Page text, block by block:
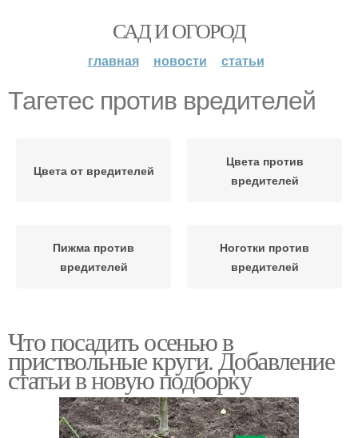
САД И ОГОРОД
главная новости статьи
Тагетес против вредителей
Цвета от вредителей
Цвета против
вредителей
Пижма против
вредителей
Ноготки против
вредителей
Что посадить осенью в
приствольные круги. Добавление
статьи в новую подборку